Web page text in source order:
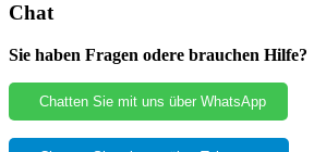
Chat
Sie haben Fragen odere brauchen Hilfe?
Chatten Sie mit uns über WhatsApp